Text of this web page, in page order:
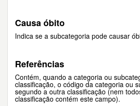
Causa óbito
Indica se a subcategoria pode causar
Referências
Contém, quando a categoria ou
classificação, o código da categoria ou
segundo a outra classificação (nem
classificação contém este campo).